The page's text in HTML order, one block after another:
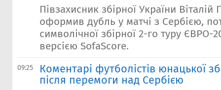
Півзахисник збірної України Віталій
оформив дубль у матчі з Сербією,
символічної збірної 2-го туру ЄВРО-
версією SofaScore.
09:25
Коментарі футболістів юнацької
після перемоги над Сербією